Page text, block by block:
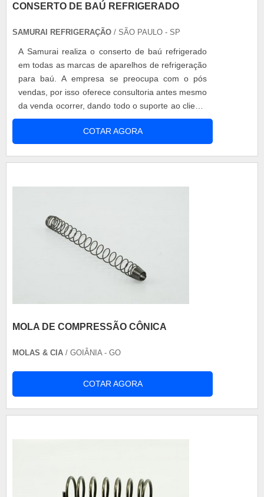
CONSERTO DE BAÚ REFRIGERADO
SAMURAI REFRIGERAÇÃO / SÃO PAULO - SP
A Samurai realiza o conserto de baú refrigerado
em todas as marcas de aparelhos de refrigeração
para baú. A empresa se preocupa com o pós
vendas, por isso oferece consultoria antes mesmo
da venda ocorrer, dando todo o suporte ao cliente
no ato da escolha do modelo até manutenção
assertiva e corretiva, garantindo qualidade a alta
performance. Motivos para escolher os serviços
COTAR AGORA
MOLA DE COMPRESSÃO CÔNICA
MOLAS & CIA / GOIÂNIA - GO
COTAR AGORA